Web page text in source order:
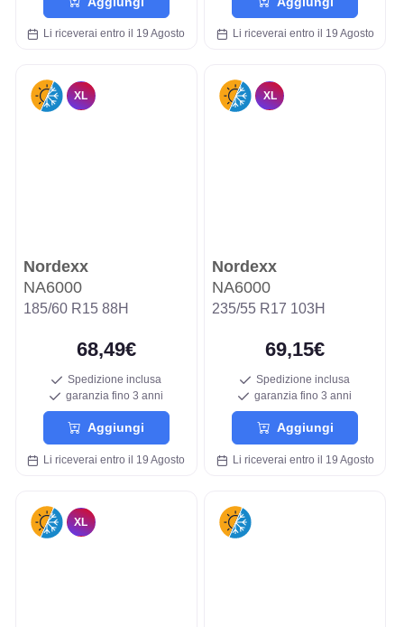
Li riceverai entro il 19 Agosto Li riceverai entro il 19 Agosto
XL
Nordexx
NA6000
185/60 R15 88H
68,49€
Spedizione inclusa
garanzia fino 3 anni
Aggiungi
Li riceverai entro il 19 Agosto
XL
Nordexx
NA6000
235/55 R17 103H
69,15€
Spedizione inclusa
garanzia fino 3 anni
Aggiungi
Li riceverai entro il 19 Agosto
XL